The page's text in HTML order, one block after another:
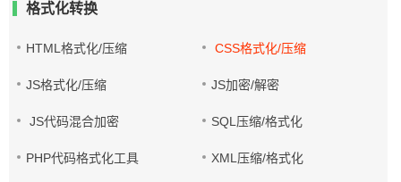
格式化转换
HTML格式化/压缩 CSS格式化/压缩
JS格式化/压缩 JS加密/解密
JS代码混合加密 SQL压缩/格式化
PHP代码格式化工具 XML压缩/格式化